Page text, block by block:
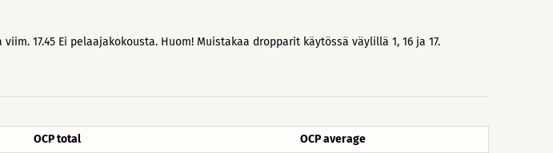
17.45 Ei pelaajakokousta. Huom! Muistakaa dropparit käytössä väylillä 1, 16 ja 17.
OCP total
OCP average